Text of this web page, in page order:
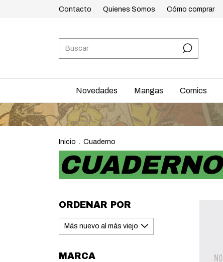
Contacto Quienes Somos Cómo comprar
Novedades Mangas Comics
Inicio . Cuaderno
CUADERNO
ORDENAR POR
MARCA